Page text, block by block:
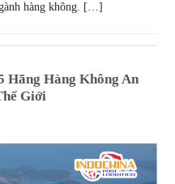
hàng không. […]
Hãng Hàng Không An
Giới